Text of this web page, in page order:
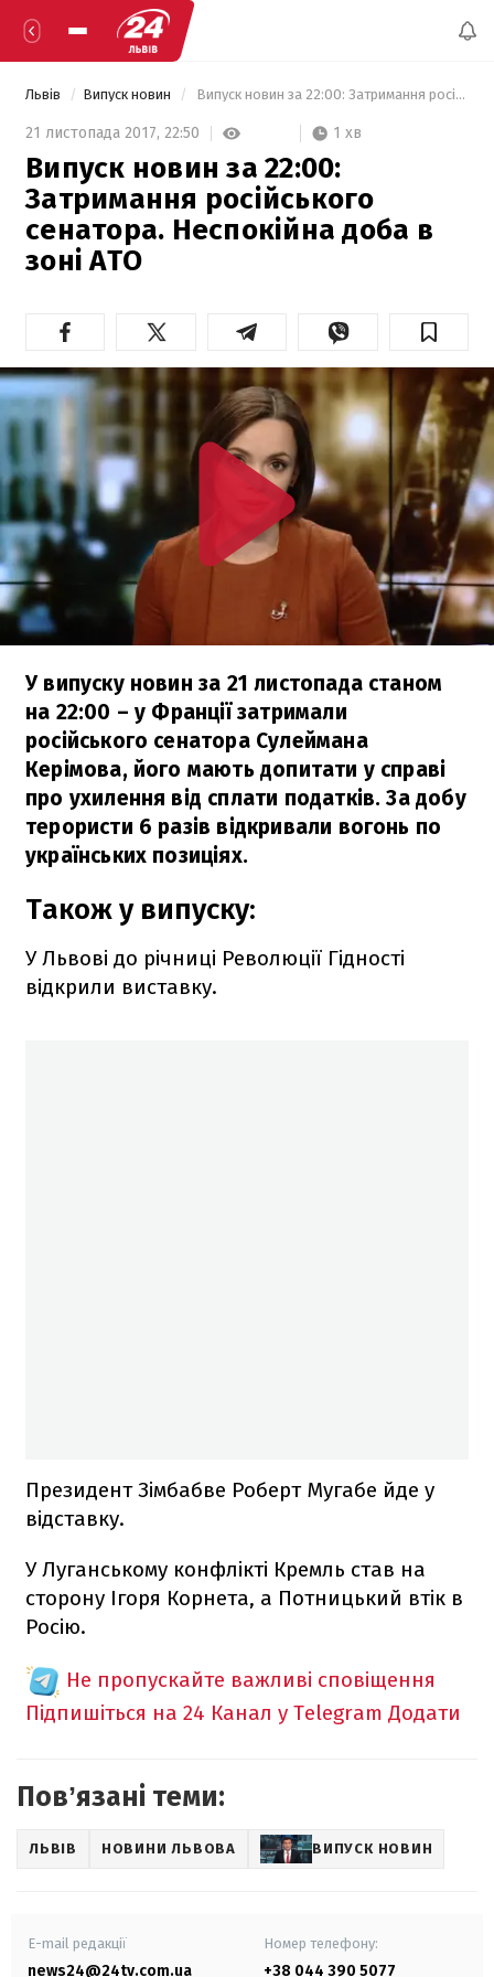
Львів Випуск новин Випуск новин за 22:00: Затримання російського сенатора. Неспокійна доба в зоні АТО
21 листопада 2017, 22:50 1 хв
Випуск новин за 22:00:
Затримання російського
сенатора. Неспокійна доба в
зоні АТО
У випуску новин за 21 листопада станом
на 22:00 – у Франції затримали
російського сенатора Сулеймана
Керімова, його мають допитати у справі
про ухилення від сплати податків. За добу
терористи 6 разів відкривали вогонь по
українських позиціях.
Також у випуску:
У Львові до річниці Революції Гідності
відкрили виставку.
Президент Зімбабве Роберт Мугабе йде у
відставку.
У Луганському конфлікті Кремль став на
сторону Ігоря Корнета, а Потницький втік в
Росію.
Не пропускайте важливі сповіщення
Підпишіться на 24 Канал у Telegram Додати
Повʼязані теми:
ЛЬВІВ НОВИНИ ЛЬВОВА ВИПУСК НОВИН
E-mail редакції
news24@24tv.com.ua
Номер телефону:
+38 044 390 5077